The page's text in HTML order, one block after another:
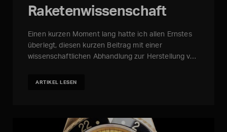
Raketenwissenschaft
Einen kurzen Moment lang hatte ich allen Ernstes
überlegt, diesen kurzen Beitrag mit einer
wissenschaftlichen Abhandlung zur Herstellung v…
ARTIKEL LESEN